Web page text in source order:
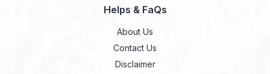
Helps & FaQs
About Us
Contact Us
Disclaimer